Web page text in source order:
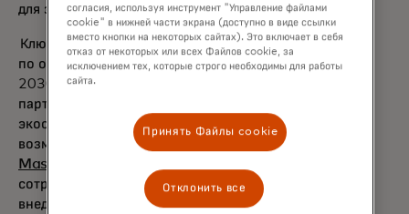
для эмитентов.»
Ключевым элементом этого обязательства
по объединению этих новых технологий к
2030 году является продолжение
партнерства и развитие всей платежной
экосистемы, а также обеспечение
возможностей через платежный
Mastercard
сотрудничает с рядом игроков для
внедрения и масштабирования этих
согласия, используя инструмент "Управление файлами
cookie" в нижней части экрана (доступно в виде ссылки
вместо кнопки на некоторых сайтах). Это включает в себя
отказ от некоторых или всех Файлов cookie, за
исключением тех, которые строго необходимы для работы
сайта.
Принять Файлы cookie
Отклонить все